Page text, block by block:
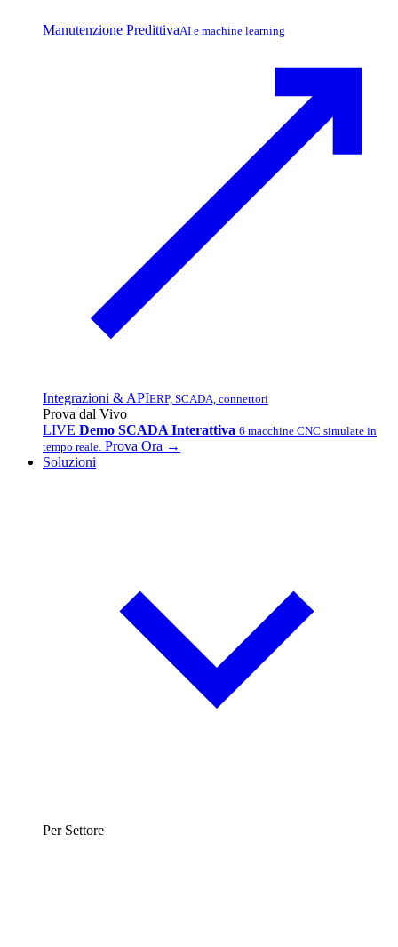
Manutenzione PredittivaAI e machine learning
Integrazioni & APIERP, SCADA, connettori
Prova dal Vivo
LIVE Demo SCADA Interattiva 6 macchine CNC simulate in
tempo reale. Prova Ora →
Soluzioni
Per Settore